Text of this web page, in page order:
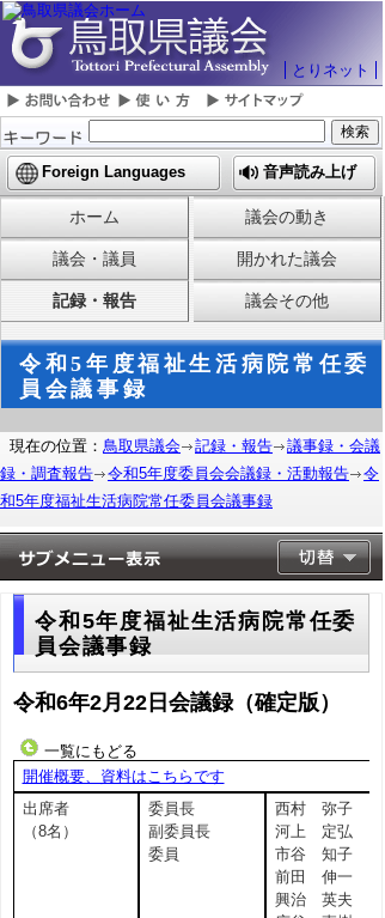
とりネット
Foreign Languages 音声読み上げ
ホーム 議会の動き
議会・議員 開かれた議会
記録・報告 議会その他
令和5年度福祉生活病院常任委
員会議事録
現在の位置： 鳥取県議会 記録・報告
議事録・会議
録・調査報告
令和5年度委員会会議録・活動報告
令
和5年度福祉生活病院常任委員会議事録
令和5年度福祉生活病院常任委
員会議事録
令和6年2月22日会議録（確定版）
一覧にもどる
開催概要、資料はこちらです
出席者
（8名）
委員長
副委員長
委員
西村 弥子
河上 定弘
市谷 知子
前田 伸一
興治 英夫